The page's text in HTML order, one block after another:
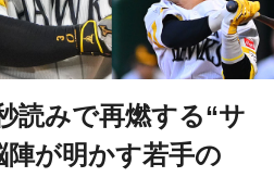
読みで再燃する“サ
が明かす若手の